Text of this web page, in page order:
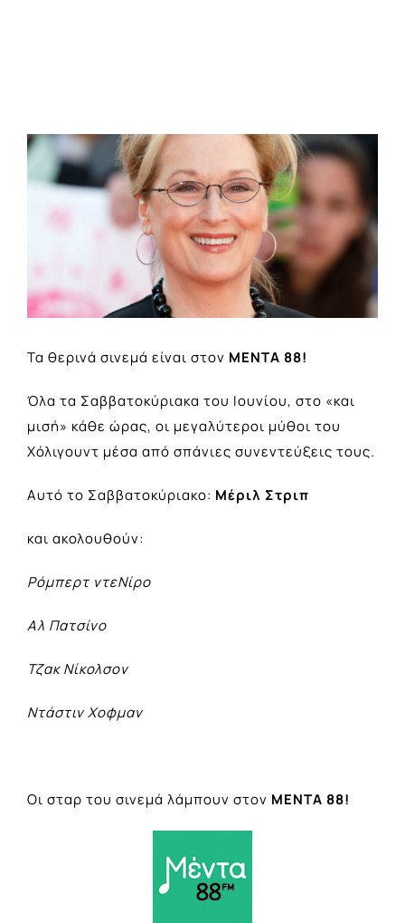
View
Larger
Image
Τα θερινά σινεμά είναι στον ΜΕΝΤΑ 88!
Όλα τα Σαββατοκύριακα του Ιουνίου, στο «και
μισή» κάθε ώρας, οι μεγαλύτεροι μύθοι του
Χόλιγουντ μέσα από σπάνιες συνεντεύξεις τους.
Αυτό το Σαββατοκύριακο: Μέριλ Στριπ
και ακολουθούν:
Ρόμπερτ ντεΝίρο
Αλ Πατσίνο
Τζακ Νίκολσον
Ντάστιν Χοφμαν
Οι σταρ του σινεμά λάμπουν στον ΜΕΝΤΑ 88!